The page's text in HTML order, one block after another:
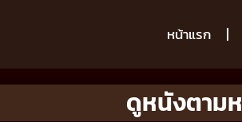
หน้าแรก
ดูหนังตาม